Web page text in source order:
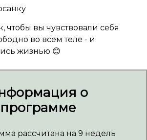
чтобы вы чувствовали себя
во всем теле - и
жизнью 😊
о
программе
рассчитана на 9 недель